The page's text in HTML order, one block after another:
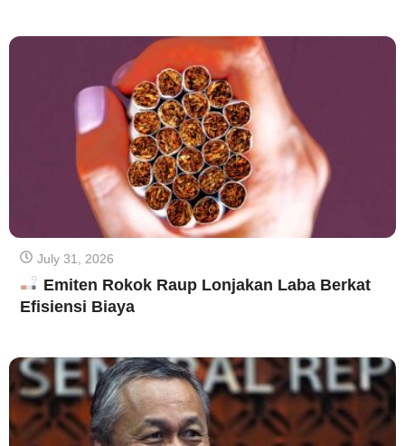
July 31, 2026
Emiten Rokok Raup Lonjakan Laba Berkat
Efisiensi Biaya